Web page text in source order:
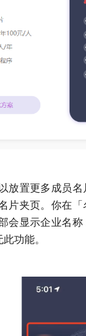
放置更多成员
夹页。你在
会显示企业名
功能。